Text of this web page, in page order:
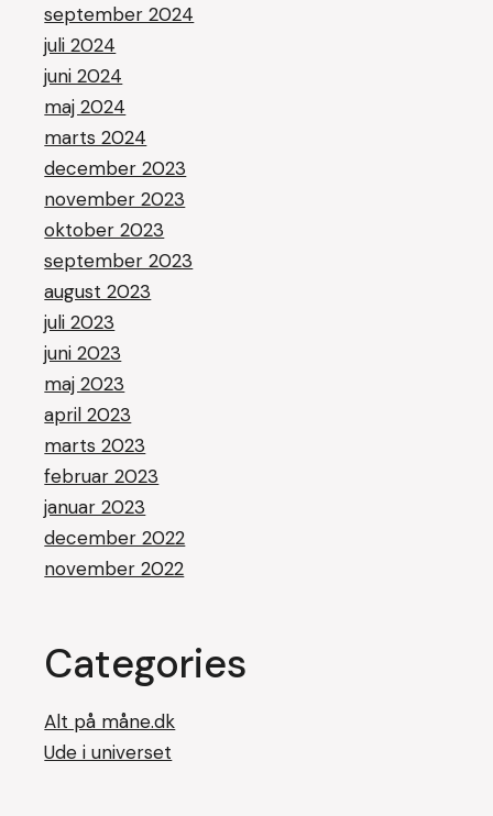
september 2024
juli 2024
juni 2024
maj 2024
marts 2024
december 2023
november 2023
oktober 2023
september 2023
august 2023
juli 2023
juni 2023
maj 2023
april 2023
marts 2023
februar 2023
januar 2023
december 2022
november 2022
Categories
Alt på måne.dk
Ude i universet